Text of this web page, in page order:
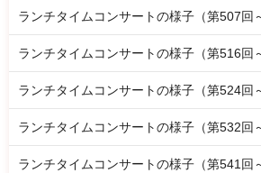
ランチタイムコンサートの様子（第507回
ランチタイムコンサートの様子（第516回
ランチタイムコンサートの様子（第524回
ランチタイムコンサートの様子（第532回
ランチタイムコンサートの様子（第541回